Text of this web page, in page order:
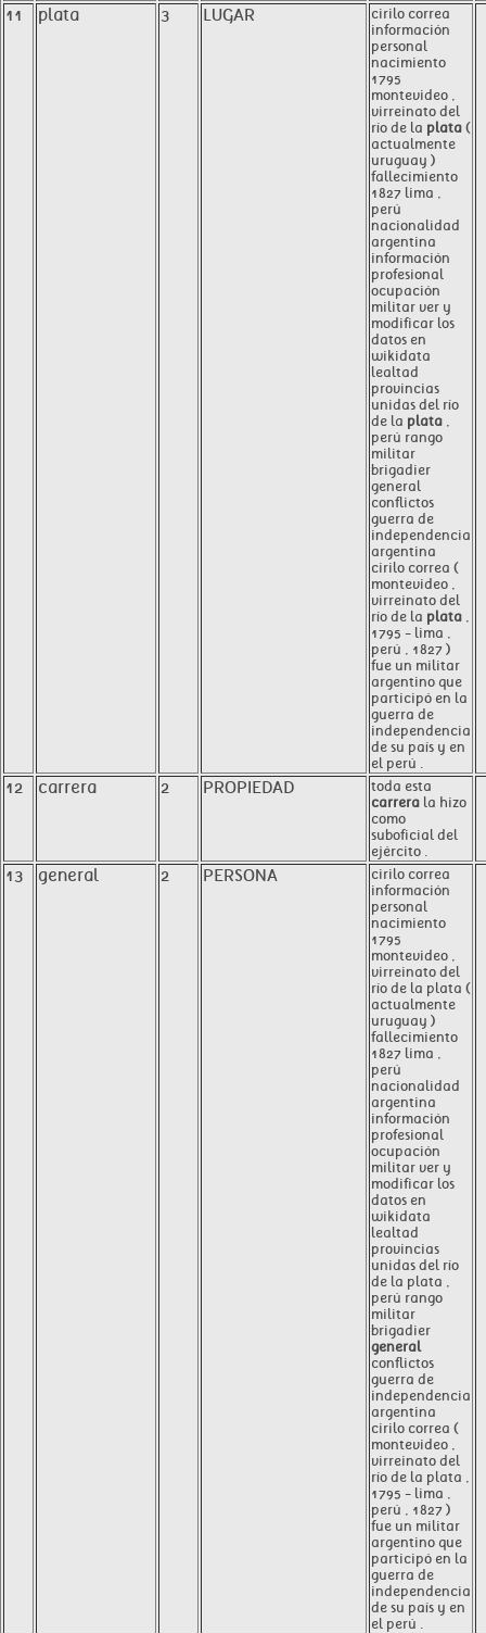
11 plata 3 LUGAR
cirilo correa
información
personal
nacimiento
1795
montevideo ,
virreinato del
río de la plata (
actualmente
uruguay )
fallecimiento
1827 lima ,
perú
nacionalidad
argentina
información
profesional
ocupación
militar ver y
modificar los
datos en
wikidata
lealtad
provincias
unidas del río
de la plata ,
perú rango
militar
brigadier
general
conflictos
guerra de
independencia
argentina
cirilo correa (
montevideo ,
virreinato del
río de la plata ,
1795 - lima ,
perú , 1827 )
fue un militar
argentino que
participó en la
guerra de
independencia
de su país y en
el perú .
12 carrera 2 PROPIEDAD
toda esta
carrera la hizo
como
suboficial del
ejército .
13 general 2 PERSONA
cirilo correa
información
personal
nacimiento
1795
montevideo ,
virreinato del
río de la plata (
actualmente
uruguay )
fallecimiento
1827 lima ,
perú
nacionalidad
argentina
información
profesional
ocupación
militar ver y
modificar los
datos en
wikidata
lealtad
provincias
unidas del río
de la plata ,
perú rango
militar
brigadier
general
conflictos
guerra de
independencia
argentina
cirilo correa (
montevideo ,
virreinato del
río de la plata ,
1795 - lima ,
perú , 1827 )
fue un militar
argentino que
participó en la
guerra de
independencia
de su país y en
el perú .